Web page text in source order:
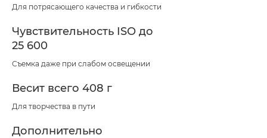
Для потрясающего качества и гибкости
Чувствительность ISO до
25 600
Съемка даже при слабом освещении
Весит всего 408 г
Для творчества в пути
Дополнительно